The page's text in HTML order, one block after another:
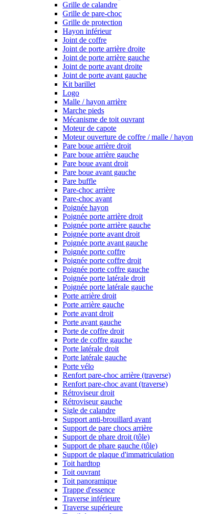
Grille de calandre
Grille de pare-choc
Grille de protection
Hayon inférieur
Joint de coffre
Joint de porte arrière droite
Joint de porte arrière gauche
Joint de porte avant droite
Joint de porte avant gauche
Kit barillet
Logo
Malle / hayon arrière
Marche pieds
Mécanisme de toit ouvrant
Moteur de capote
Moteur ouverture de coffre / malle / hayon
Pare boue arrière droit
Pare boue arrière gauche
Pare boue avant droit
Pare boue avant gauche
Pare buffle
Pare-choc arrière
Pare-choc avant
Poignée hayon
Poignée porte arrière droit
Poignée porte arrière gauche
Poignée porte avant droit
Poignée porte avant gauche
Poignée porte coffre
Poignée porte coffre droit
Poignée porte coffre gauche
Poignée porte latérale droit
Poignée porte latérale gauche
Porte arrière droit
Porte arrière gauche
Porte avant droit
Porte avant gauche
Porte de coffre droit
Porte de coffre gauche
Porte latérale droit
Porte latérale gauche
Porte vélo
Renfort pare-choc arrière (traverse)
Renfort pare-choc avant (traverse)
Rétroviseur droit
Rétroviseur gauche
Sigle de calandre
Support anti-brouillard avant
Support de pare chocs arrière
Support de phare droit (tôle)
Support de phare gauche (tôle)
Support de plaque d'immatriculation
Toit hardtop
Toit ouvrant
Toit panoramique
Trappe d'essence
Traverse inférieure
Traverse supérieure